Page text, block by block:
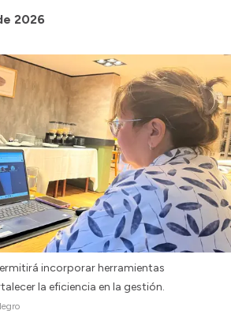
2026
incorporar herramientas
la eficiencia en la gestión.